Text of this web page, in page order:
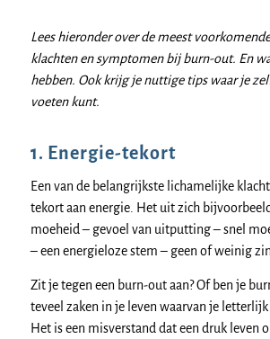
Lees hieronder over de meest
klachten en symptomen bij burn-out. En
hebben. Ook krijg je nuttige tips waar je
voeten kunt.
1. Energie-tekort
Een van de belangrijkste lichamelijke
tekort aan energie. Het uit zich
moeheid – gevoel van uitputting – snel
– een energieloze stem – geen of weinig
Zit je tegen een burn-out aan? Of ben je
teveel zaken in je leven waarvan je
Het is een misverstand dat een druk leven